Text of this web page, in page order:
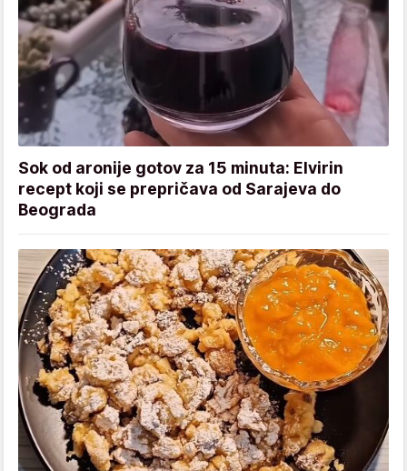
Sok od aronije gotov za 15 minuta: Elvirin
recept koji se prepričava od Sarajeva do
Beograda